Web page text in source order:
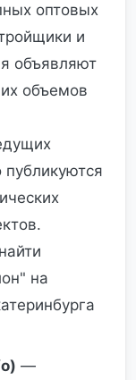
оптовых
и
объявляют
объемов
на
—